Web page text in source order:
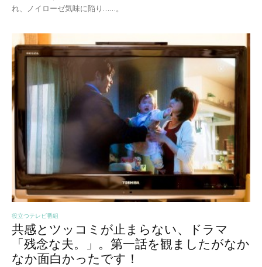
れ、ノイローゼ気味に陥り……。
役立つテレビ番組
共感とツッコミが止まらない、ドラマ
「残念な夫。」。第一話を観ましたがなか
なか面白かったです！